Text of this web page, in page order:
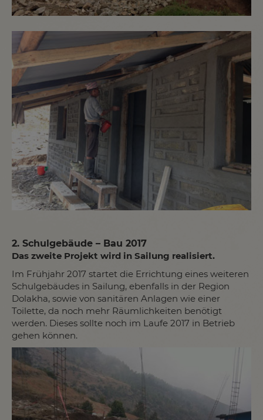
2. Schulgebäude – Bau 2017
Das zweite Projekt wird in Sailung realisiert.
Im Frühjahr 2017 startet die Errichtung eines weiteren
Schulgebäudes in Sailung, ebenfalls in der Region
Dolakha, sowie von sanitären Anlagen wie einer
Toilette, da noch mehr Räumlichkeiten benötigt
werden. Dieses sollte noch im Laufe 2017 in Betrieb
gehen können.